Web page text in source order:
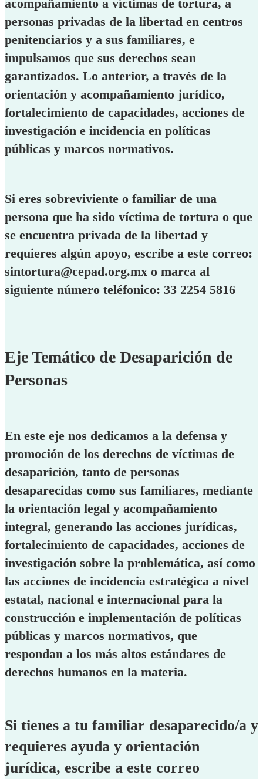
acompañamiento a víctimas de tortura, a
personas privadas de la libertad en centros
penitenciarios y a sus familiares, e
impulsamos que sus derechos sean
garantizados. Lo anterior, a través de la
orientación y acompañamiento jurídico,
fortalecimiento de capacidades, acciones de
investigación e incidencia en políticas
públicas y marcos normativos.
Si eres sobreviviente o familiar de una
persona que ha sido víctima de tortura o que
se encuentra privada de la libertad y
requieres algún apoyo, escríbe a este correo:
sintortura@cepad.org.mx o marca al
siguiente número teléfonico: 33 2254 5816
Eje Temático de Desaparición de
Personas
En este eje nos dedicamos a la defensa y
promoción de los derechos de víctimas de
desaparición, tanto de personas
desaparecidas como sus familiares, mediante
la orientación legal y acompañamiento
integral, generando las acciones jurídicas,
fortalecimiento de capacidades, acciones de
investigación sobre la problemática, así como
las acciones de incidencia estratégica a nivel
estatal, nacional e internacional para la
construcción e implementación de políticas
públicas y marcos normativos, que
respondan a los más altos estándares de
derechos humanos en la materia.
Si tienes a tu familiar desaparecido/a y
requieres ayuda y orientación
jurídica, escribe a este correo